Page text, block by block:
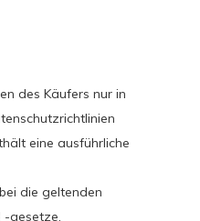
des Käufers nur in
eine ausführliche
die geltenden
-gesetze.